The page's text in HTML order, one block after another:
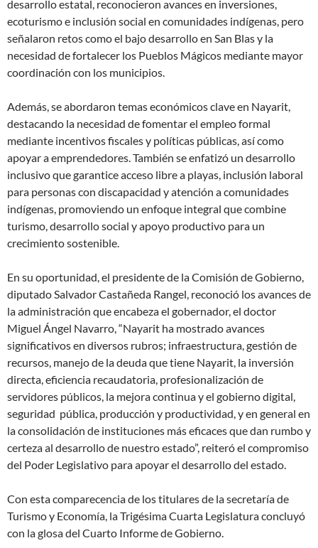
desarrollo estatal, reconocieron avances en inversiones,
ecoturismo e inclusión social en comunidades indígenas, pero
señalaron retos como el bajo desarrollo en San Blas y la
necesidad de fortalecer los Pueblos Mágicos mediante mayor
coordinación con los municipios.
Además, se abordaron temas económicos clave en Nayarit,
destacando la necesidad de fomentar el empleo formal
mediante incentivos fiscales y políticas públicas, así como
apoyar a emprendedores. También se enfatizó un desarrollo
inclusivo que garantice acceso libre a playas, inclusión laboral
para personas con discapacidad y atención a comunidades
indígenas, promoviendo un enfoque integral que combine
turismo, desarrollo social y apoyo productivo para un
crecimiento sostenible.
En su oportunidad, el presidente de la Comisión de Gobierno,
diputado Salvador Castañeda Rangel, reconoció los avances de
la administración que encabeza el gobernador, el doctor
Miguel Ángel Navarro, “Nayarit ha mostrado avances
significativos en diversos rubros; infraestructura, gestión de
recursos, manejo de la deuda que tiene Nayarit, la inversión
directa, eficiencia recaudatoria, profesionalización de
servidores públicos, la mejora continua y el gobierno digital,
seguridad pública, producción y productividad, y en general en
la consolidación de instituciones más eficaces que dan rumbo y
certeza al desarrollo de nuestro estado”, reiteró el compromiso
del Poder Legislativo para apoyar el desarrollo del estado.
Con esta comparecencia de los titulares de la secretaría de
Turismo y Economía, la Trigésima Cuarta Legislatura concluyó
con la glosa del Cuarto Informe de Gobierno.